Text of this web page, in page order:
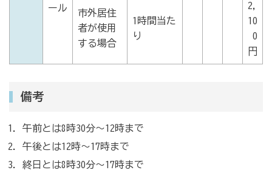
ール
市外居住
者が使用
する場合
1時間当た
り
2,
10
0
円
備考
午前とは8時30分～12時まで
午後とは12時～17時まで
終日とは8時30分～17時まで